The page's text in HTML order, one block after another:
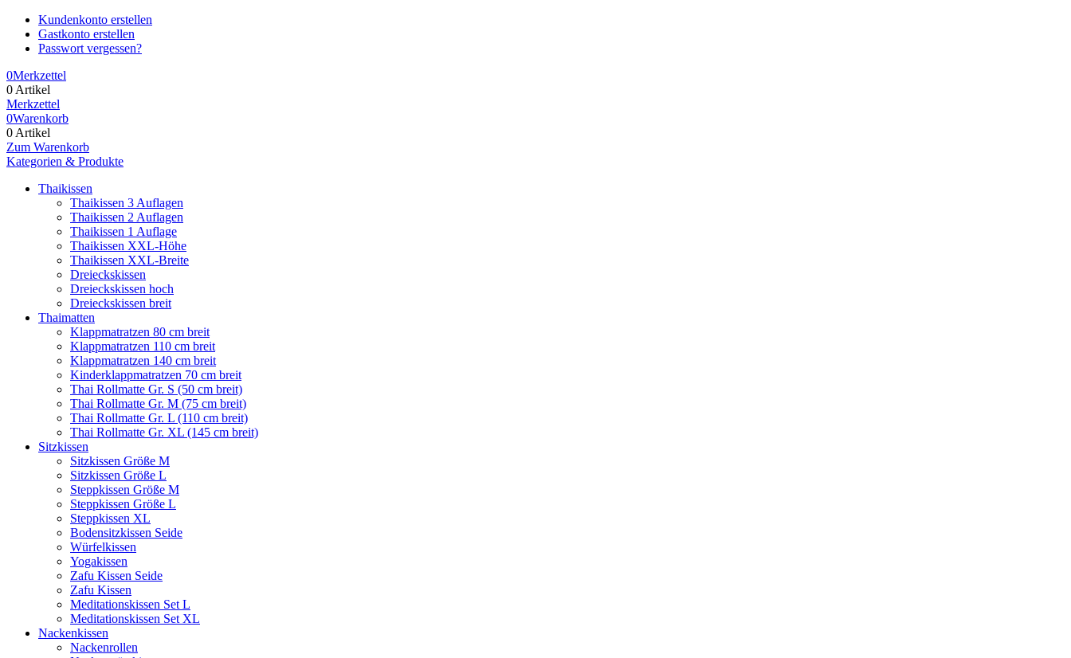
Kundenkonto erstellen
Gastkonto erstellen
Passwort vergessen?
0Merkzettel
0 Artikel
Merkzettel
0Warenkorb
0 Artikel
Zum Warenkorb
Kategorien & Produkte
Thaikissen
Thaikissen 3 Auflagen
Thaikissen 2 Auflagen
Thaikissen 1 Auflage
Thaikissen XXL-Höhe
Thaikissen XXL-Breite
Dreieckskissen
Dreieckskissen hoch
Dreieckskissen breit
Thaimatten
Klappmatratzen 80 cm breit
Klappmatratzen 110 cm breit
Klappmatratzen 140 cm breit
Kinderklappmatratzen 70 cm breit
Thai Rollmatte Gr. S (50 cm breit)
Thai Rollmatte Gr. M (75 cm breit)
Thai Rollmatte Gr. L (110 cm breit)
Thai Rollmatte Gr. XL (145 cm breit)
Sitzkissen
Sitzkissen Größe M
Sitzkissen Größe L
Steppkissen Größe M
Steppkissen Größe L
Steppkissen XL
Bodensitzkissen Seide
Würfelkissen
Yogakissen
Zafu Kissen Seide
Zafu Kissen
Meditationskissen Set L
Meditationskissen Set XL
Nackenkissen
Nackenrollen